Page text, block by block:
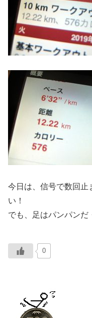
今日は、信号で数回止
い！
でも、足はパンパンだ
0